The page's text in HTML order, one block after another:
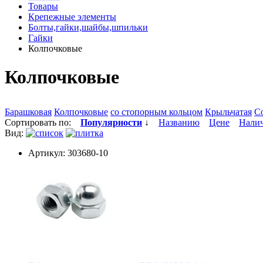
Товары
Крепежные элементы
Болты,гайки,шайбы,шпильки
Гайки
Колпочковые
Колпочковые
Барашковая Колпочковые со стопорным кольцом Крыльчатая
Сортировать по: Популярности ↓ Названию Цене
Вид:
Артикул: 303680-10